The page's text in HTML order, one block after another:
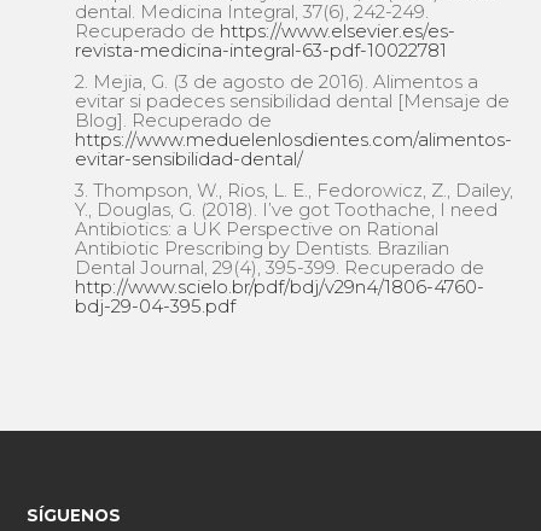
dental. Medicina Integral, 37(6), 242-249.
Recuperado de https://www.elsevier.es/es-
revista-medicina-integral-63-pdf-10022781
2. Mejia, G. (3 de agosto de 2016). Alimentos a
evitar si padeces sensibilidad dental [Mensaje de
Blog]. Recuperado de
https://www.meduelenlosdientes.com/alimentos-
evitar-sensibilidad-dental/
3. Thompson, W., Rios, L. E., Fedorowicz, Z., Dailey,
Y., Douglas, G. (2018). I’ve got Toothache, I need
Antibiotics: a UK Perspective on Rational
Antibiotic Prescribing by Dentists. Brazilian
Dental Journal, 29(4), 395-399. Recuperado de
http://www.scielo.br/pdf/bdj/v29n4/1806-4760-
bdj-29-04-395.pdf
SÍGUENOS